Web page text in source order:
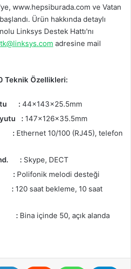
www.hepsiburada.com ve Vatan
Ürün hakkında detaylı
Linksys Destek Hattı'nı
adresine mail
Teknik Özellikleri:
: 44x143x25.5mm
: 147x126x35.5mm
: Ethernet 10/100 (RJ45), telefon
: Skype, DECT
: Polifonik melodi desteği
120 saat bekleme, 10 saat
: Bina içinde 50, açık alanda